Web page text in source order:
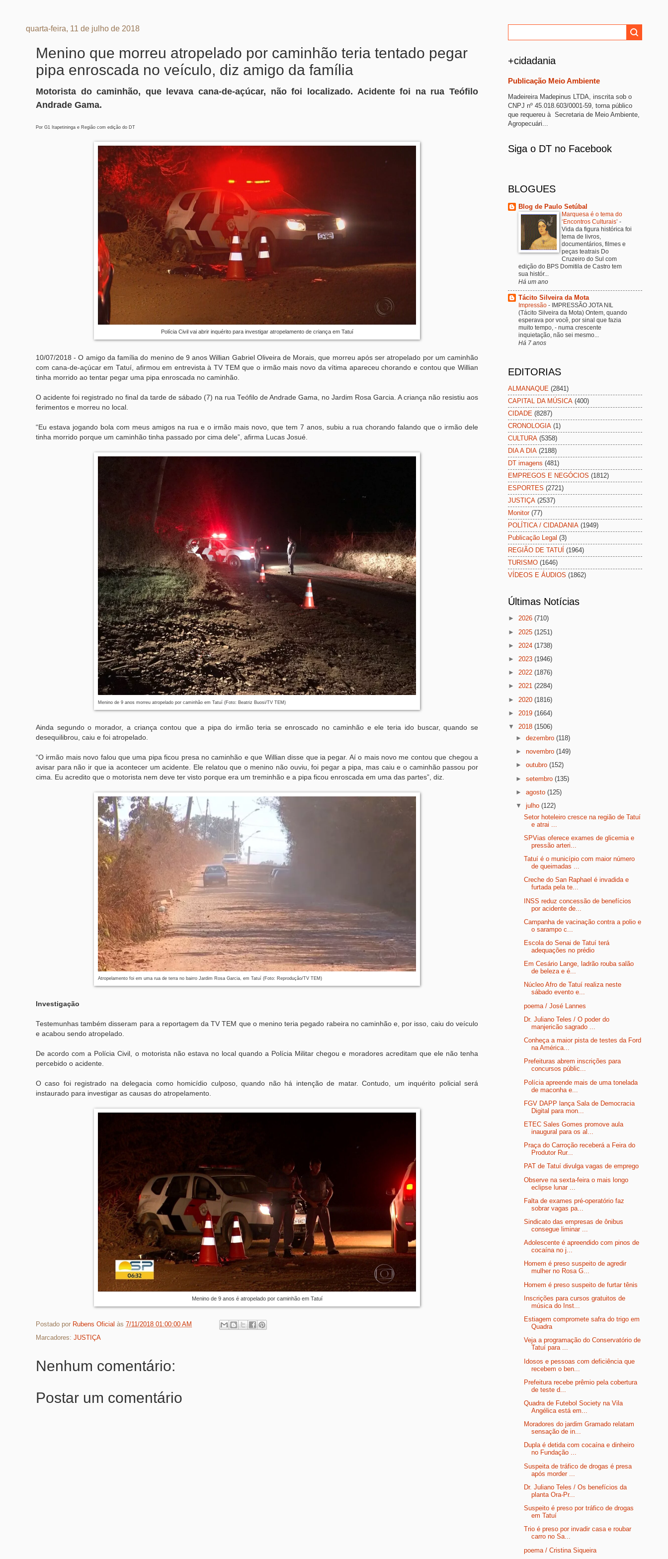
quarta-feira, 11 de julho de 2018
Menino que morreu atropelado por caminhão teria tentado pegar
pipa enroscada no veículo, diz amigo da família
Motorista do caminhão, que levava cana-de-açúcar, não foi localizado. Acidente foi na rua Teófilo
Andrade Gama.
Por G1 Itapetininga e Região com edição do DT
Polícia Civil vai abrir inquérito para investigar atropelamento de criança em Tatuí
10/07/2018 - O amigo da família do menino de 9 anos Willian Gabriel Oliveira de Morais, que morreu após ser atropelado por um caminhão
com cana-de-açúcar em Tatuí, afirmou em entrevista à TV TEM que o irmão mais novo da vítima apareceu chorando e contou que Willian
tinha morrido ao tentar pegar uma pipa enroscada no caminhão.
O acidente foi registrado no final da tarde de sábado (7) na rua Teófilo de Andrade Gama, no Jardim Rosa Garcia. A criança não resistiu aos
ferimentos e morreu no local.
“Eu estava jogando bola com meus amigos na rua e o irmão mais novo, que tem 7 anos, subiu a rua chorando falando que o irmão dele
tinha morrido porque um caminhão tinha passado por cima dele”, afirma Lucas Josué.
Menino de 9 anos morreu atropelado por caminhão em Tatuí (Foto: Beatriz Buosi/TV TEM)
Ainda segundo o morador, a criança contou que a pipa do irmão teria se enroscado no caminhão e ele teria ido buscar, quando se
desequilibrou, caiu e foi atropelado.
“O irmão mais novo falou que uma pipa ficou presa no caminhão e que Willian disse que ia pegar. Aí o mais novo me contou que chegou a
avisar para não ir que ia acontecer um acidente. Ele relatou que o menino não ouviu, foi pegar a pipa, mas caiu e o caminhão passou por
cima. Eu acredito que o motorista nem deve ter visto porque era um treminhão e a pipa ficou enroscada em uma das partes”, diz.
Atropelamento foi em uma rua de terra no bairro Jardim Rosa Garcia, em Tatuí (Foto: Reprodução/TV TEM)
Investigação
Testemunhas também disseram para a reportagem da TV TEM que o menino teria pegado rabeira no caminhão e, por isso, caiu do veículo
e acabou sendo atropelado.
De acordo com a Polícia Civil, o motorista não estava no local quando a Polícia Militar chegou e moradores acreditam que ele não tenha
percebido o acidente.
O caso foi registrado na delegacia como homicídio culposo, quando não há intenção de matar. Contudo, um inquérito policial será
instaurado para investigar as causas do atropelamento.
Menino de 9 anos é atropelado por caminhão em Tatuí
Postado por Rubens Oficial às 7/11/2018 01:00:00 AM
Marcadores: JUSTIÇA
Nenhum comentário:
Postar um comentário
+cidadania
Publicação Meio Ambiente
Madeireira Madepinus LTDA, inscrita sob o
CNPJ nº 45.018.603/0001-59, torna público
que requereu à Secretaria de Meio Ambiente,
Agropecuári...
Siga o DT no Facebook
BLOGUES
Blog de Paulo Setúbal
Marquesa é o tema do
‘Encontros Culturais’ -
Vida da figura histórica foi
tema de livros,
documentários, filmes e
peças teatrais Do
Cruzeiro do Sul com
edição do BPS Domitila de Castro tem
sua histór...
Há um ano
Tácito Silveira da Mota
Impressão - IMPRESSÃO JOTA NIL
(Tácito Silveira da Mota) Ontem, quando
esperava por você, por sinal que fazia
muito tempo, - numa crescente
inquietação, não sei mesmo...
Há 7 anos
EDITORIAS
ALMANAQUE (2841)
CAPITAL DA MÚSICA (400)
CIDADE (8287)
CRONOLOGIA (1)
CULTURA (5358)
DIA A DIA (2188)
DT imagens (481)
EMPREGOS E NEGÓCIOS (1812)
ESPORTES (2721)
JUSTIÇA (2537)
Monitor (77)
POLÍTICA / CIDADANIA (1949)
Publicação Legal (3)
REGIÃO DE TATUÍ (1964)
TURISMO (1646)
VÍDEOS E ÁUDIOS (1862)
Últimas Notícias
► 2026 (710)
► 2025 (1251)
► 2024 (1738)
► 2023 (1946)
► 2022 (1876)
► 2021 (2284)
► 2020 (1816)
► 2019 (1664)
▼ 2018 (1506)
►dezembro(118)
►novembro(149)
►outubro(152)
►setembro(135)
►agosto(125)
▼julho(122)
Setor hoteleiro cresce na região de Tatuí
e atrai ...
SPVias oferece exames de glicemia e
pressão arteri...
Tatuí é o município com maior número
de queimadas ...
Creche do San Raphael é invadida e
furtada pela te...
INSS reduz concessão de benefícios
por acidente de...
Campanha de vacinação contra a polio e
o sarampo c...
Escola do Senai de Tatuí terá
adequações no prédio
Em Cesário Lange, ladrão rouba salão
de beleza e é...
Núcleo Afro de Tatuí realiza neste
sábado evento e...
poema / José Lannes
Dr. Juliano Teles / O poder do
manjericão sagrado ...
Conheça a maior pista de testes da Ford
na América...
Prefeituras abrem inscrições para
concursos públic...
Polícia apreende mais de uma tonelada
de maconha e...
FGV DAPP lança Sala de Democracia
Digital para mon...
ETEC Sales Gomes promove aula
inaugural para os al...
Praça do Carroção receberá a Feira do
Produtor Rur...
PAT de Tatuí divulga vagas de emprego
Observe na sexta-feira o mais longo
eclipse lunar ...
Falta de exames pré-operatório faz
sobrar vagas pa...
Sindicato das empresas de ônibus
consegue liminar ...
Adolescente é apreendido com pinos de
cocaína no j...
Homem é preso suspeito de agredir
mulher no Rosa G...
Homem é preso suspeito de furtar tênis
Inscrições para cursos gratuitos de
música do Inst...
Estiagem compromete safra do trigo em
Quadra
Veja a programação do Conservatório de
Tatuí para ...
Idosos e pessoas com deficiência que
recebem o ben...
Prefeitura recebe prêmio pela cobertura
de teste d...
Quadra de Futebol Society na Vila
Angélica está em...
Moradores do jardim Gramado relatam
sensação de in...
Dupla é detida com cocaína e dinheiro
no Fundação ...
Suspeita de tráfico de drogas é presa
após morder ...
Dr. Juliano Teles / Os benefícios da
planta Ora-Pr...
Suspeito é preso por tráfico de drogas
em Tatuí
Trio é preso por invadir casa e roubar
carro no Sa...
poema / Cristina Siqueira